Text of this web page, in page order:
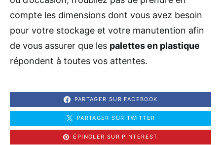
compte les dimensions dont vous avez besoin
pour votre stockage et votre manutention afin
de vous assurer que les palettes en plastique
répondent à toutes vos attentes.
PARTAGER SUR FACEBOOK
PARTAGER SUR TWITTER
ÉPINGLER SUR PINTEREST